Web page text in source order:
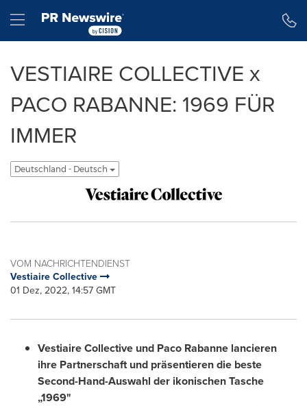
Hamburger menu
VESTIAIRE COLLECTIVE x
PACO RABANNE: 1969 FÜR
IMMER
Deutschland - Deutsch
VOM NACHRICHTENDIENST
Vestiaire Collective
01 Dez, 2022, 14:57 GMT
Vestiaire Collective und Paco Rabanne lancieren
ihre Partnerschaft und präsentieren die beste
Second-Hand-Auswahl der ikonischen Tasche
„1969"